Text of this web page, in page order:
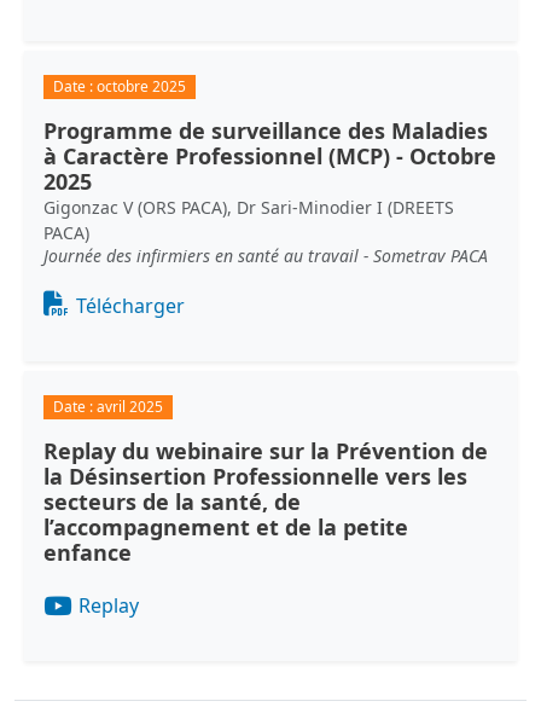
Date :octobre 2025
Programme de surveillance des Maladies
à Caractère Professionnel (MCP) - Octobre
2025
Gigonzac V (ORS PACA), Dr Sari-Minodier I (DREETS
PACA)
Journée des infirmiers en santé au travail - Sometrav PACA
Document
Télécharger
Date :avril 2025
Replay du webinaire sur la Prévention de
la Désinsertion Professionnelle vers les
secteurs de la santé, de
l’accompagnement et de la petite
enfance
Replay